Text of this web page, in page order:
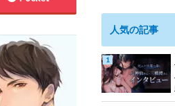
人気の記事